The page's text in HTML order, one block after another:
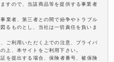
すので、当該商品等を提供する事業者
業者、第三者との間で紛争やトラブル
るものとし、当社は一切責任を負いま
ご利用いただく上での注意、プライバ
上、本サイトをご利用下さい。
を提出する場合、保険者番号、被保険